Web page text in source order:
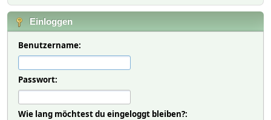
Einloggen
Benutzername:
Passwort:
Wie lang möchtest du eingeloggt bleiben?: